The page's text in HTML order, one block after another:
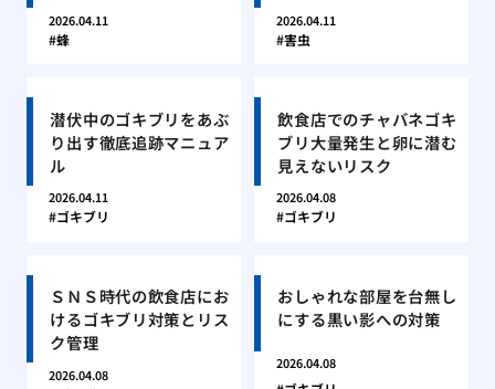
2026.04.11
蜂
2026.04.11
害虫
潜伏中のゴキブリをあぶ
り出す徹底追跡マニュア
ル
2026.04.11
ゴキブリ
飲食店でのチャバネゴキ
ブリ大量発生と卵に潜む
見えないリスク
2026.04.08
ゴキブリ
ＳＮＳ時代の飲食店にお
けるゴキブリ対策とリス
ク管理
2026.04.08
おしゃれな部屋を台無し
にする黒い影への対策
2026.04.08